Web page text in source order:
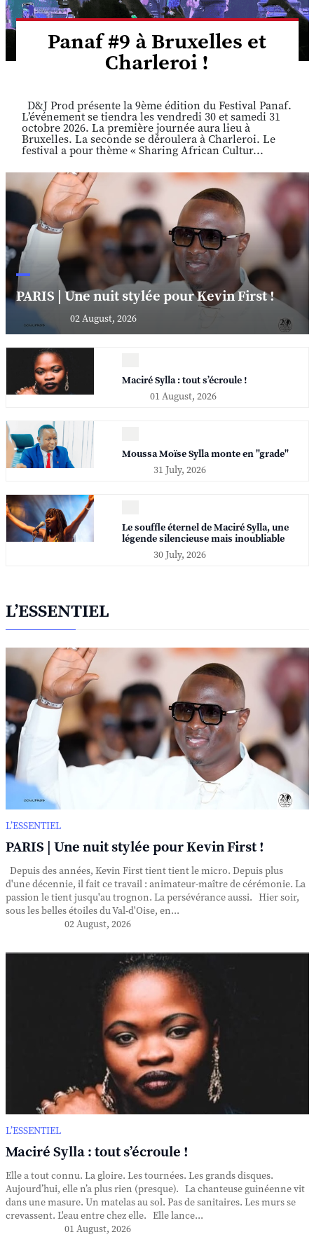
Panaf #9 à Bruxelles et
Charleroi !
D&J Prod présente la 9ème édition du Festival Panaf.
L’événement se tiendra les vendredi 30 et samedi 31
octobre 2026. La première journée aura lieu à
Bruxelles. La seconde se déroulera à Charleroi. Le
festival a pour thème « Sharing African Cultur...
PARIS | Une nuit stylée pour Kevin First !
02 August, 2026
Maciré Sylla : tout s’écroule !
01 August, 2026
Moussa Moïse Sylla monte en "grade"
31 July, 2026
Le souffle éternel de Maciré Sylla, une
légende silencieuse mais inoubliable
30 July, 2026
L’ESSENTIEL
L’ESSENTIEL
PARIS | Une nuit stylée pour Kevin First !
Depuis des années, Kevin First tient tient le micro. Depuis plus
d'une décennie, il fait ce travail : animateur-maître de cérémonie. La
passion le tient jusqu'au trognon. La persévérance aussi. Hier soir,
sous les belles étoiles du Val-d'Oise, en...
02 August, 2026
L’ESSENTIEL
Maciré Sylla : tout s’écroule !
Elle a tout connu. La gloire. Les tournées. Les grands disques.
Aujourd’hui, elle n’a plus rien (presque). La chanteuse guinéenne vit
dans une masure. Un matelas au sol. Pas de sanitaires. Les murs se
crevassent. L'eau entre chez elle. Elle lance...
01 August, 2026